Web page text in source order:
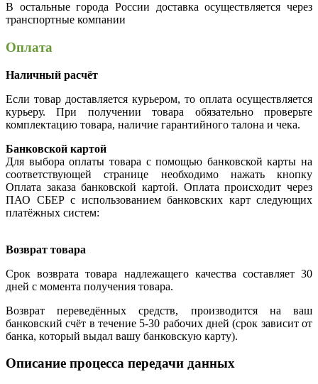
В остальные города России доставка осуществляется через
транспортные компании
Оплата
Наличный расчёт
Если товар доставляется курьером, то оплата осуществляется
курьеру. При получении товара обязательно проверьте
комплектацию товара, наличие гарантийного талона и чека.
Банковской картой
Для выбора оплаты товара с помощью банковской карты на
соответствующей странице необходимо нажать кнопку
Оплата заказа банковской картой. Оплата происходит через
ПАО СБЕР с использованием банковских карт следующих
платёжных систем:
Возврат товара
Срок возврата товара надлежащего качества составляет 30
дней с момента получения товара.
Возврат переведённых средств, производится на ваш
банковский счёт в течение 5-30 рабочих дней (срок зависит от
банка, который выдал вашу банковскую карту).
Описание процесса передачи данных